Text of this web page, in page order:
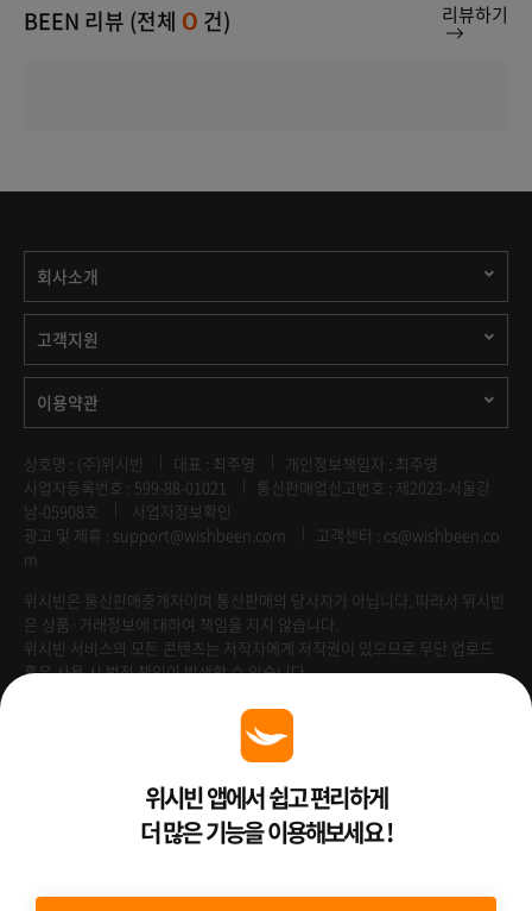
BEEN 리뷰 (전체 0 건) 리뷰하기
회사소개
고객지원
이용약관
상호명 : (주)위시빈 대표 : 최주영
개인정보책임자 : 최주영
사업자등록번호 : 599-88-01021
통신판매업신고번호 : 제2023-서울강
남-05908호
사업자정보확인
광고 및 제휴 : support@wishbeen.com
고객센터 : cs@wishbeen.co
m
위시빈은 통신판매중개자이며 통신판매의 당사자가 아닙니다. 따라서 위시빈
은 상품·거래정보에 대하여 책임을 지지 않습니다.
위시빈 서비스의 모든 콘텐츠는 저작자에게 저작권이 있으므로 무단 업로드
혹은 사용 시 법적 책임이 발생할 수 있습니다.
Venture Enterprise위시빈 앱에서 쉽고 편리하게
더 많은 기능을 이용해보세요 !